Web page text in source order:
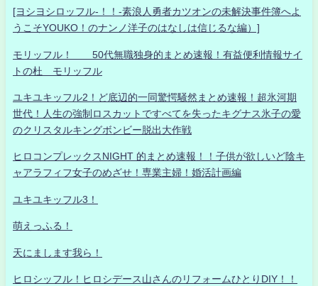
[ヨシヨシロッフル-！！-素浪人勇者カツオンの未解決事件簿へよ
うこそYOUKO！のナンノ洋子のはなしは信じるな編）]
モリッフル！ 50代無職独身的まとめ速報！有益便利情報サイ
トの杜 モリッフル
ユキユキッフル2！ど底辺的一同驚愕騒然まとめ速報！超氷河期
世代！人生の強制ロスカットですべてを失ったキグナス氷子の愛
のクリスタルキングボンビー脱出大作戦
ヒロコンプレックスNIGHT 的まとめ速報！！子供が欲しいど陰キ
ャアラフィフ女子のめざせ！専業主婦！婚活計画編
ユキユキッフル3！
萌えっふる！
天にまします我ら！
ヒロシッフル！ヒロシデース山さんのリフォームひとりDIY！！